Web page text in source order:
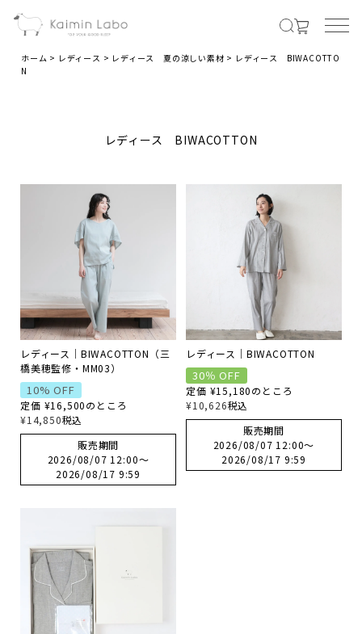
メンズ商品すべて
オールシーズンの素材
夏の涼しい素材
冬のあったか素材
LADIES
レディース商品すべて
オールシーズンの素材
夏の涼しい素材
GIFT
ホーム レディース レディース 夏の涼しい素材
レディース BIWACOTTO
N
レディース BIWACOTTON
レディース｜BIWACOTTON（三
橋美穂監修・MM03）
10% OFF
定価 ¥16,500のところ
¥14,850税込
販売期間
2026/08/07 12:00〜
2026/08/17 9:59
レディース｜BIWACOTTON
30％ OFF
定価 ¥15,180のところ
¥10,626税込
販売期間
2026/08/07 12:00〜
2026/08/17 9:59